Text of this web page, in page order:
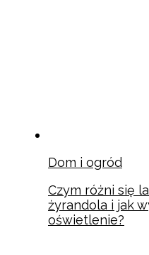
Dom i ogród
Czym różni się
żyrandola i jak
oświetlenie?